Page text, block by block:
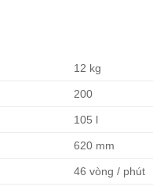
12 kg
200
105 l
620 mm
46 vòng / phút